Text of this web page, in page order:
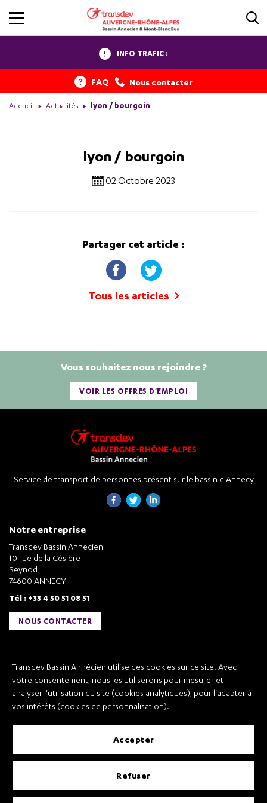
Transdev Bassin Annécien utilise des cookies sur ce site. Avec
votre consentement, nous les utiliserons pour mesurer et
analyser l'utilisation du site (cookies analytiques), pour l'adapter à
vos intérêts (cookies de personnalisation).
accepter
refuser
INFO TRAFIC :
FAQ Nous contacter
Accueil Actualités lyon / bourgoin
lyon / bourgoin
02 Octobre 2023
Partager cet article :
Tous les articles
Vous souhaitez nous rejoindre ?
VOIR LES OFFRES D'EMPLOI
Service de transport de personnes présent sur le bassin d'Annecy
Notre entreprise
Transdev Bassin Annecien
10 rue de la Césière
Seynod
74600 ANNECY
Tél : +33 4 50 51 08 51
NOUS CONTACTER
Transdev Bassin Annécien
Recrutement
Conditions Générales de Vente et Transport
Conditions Générales d’Utilisation
Règlement